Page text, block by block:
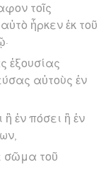
τοῖς
ἦρκεν ἐκ τοῦ
ἐξουσίας
αὐτοὺς ἐν
ἢ ἐν πόσει ἢ ἐν
σῶμα τοῦ